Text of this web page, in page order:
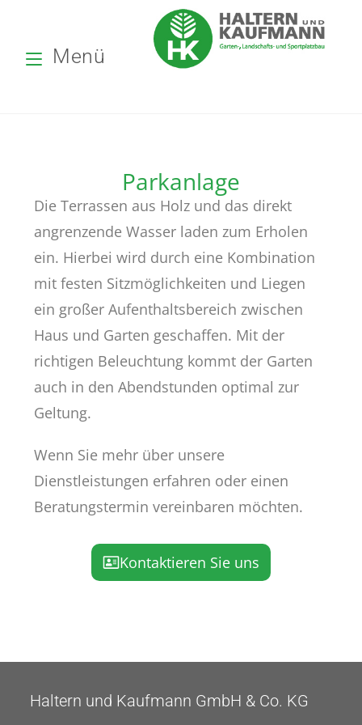
Menü
Parkanlage
Die Terrassen aus Holz und das direkt
angrenzende Wasser laden zum Erholen
ein. Hierbei wird durch eine Kombination
mit festen Sitzmöglichkeiten und Liegen
ein großer Aufenthaltsbereich zwischen
Haus und Garten geschaffen. Mit der
richtigen Beleuchtung kommt der Garten
auch in den Abendstunden optimal zur
Geltung.
Wenn Sie mehr über unsere
Dienstleistungen erfahren oder einen
Beratungstermin vereinbaren möchten.
Kontaktieren Sie uns
Haltern und Kaufmann GmbH & Co. KG